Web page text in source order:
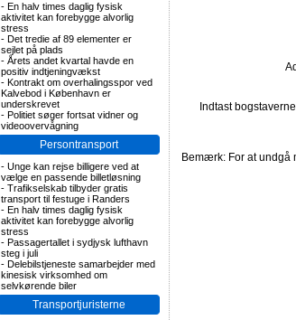
- En halv times daglig fysisk
aktivitet kan forebygge alvorlig
stress
- Det tredie af 89 elementer er
sejlet på plads
- Årets andet kvartal havde en
positiv indtjeningvækst
- Kontrakt om overhalingsspor ved
Kalvebod i København er
underskrevet
- Politiet søger fortsat vidner og
videoovervågning
Persontransport
- Unge kan rejse billigere ved at
vælge en passende billetløsning
- Trafikselskab tilbyder gratis
transport til festuge i Randers
- En halv times daglig fysisk
aktivitet kan forebygge alvorlig
stress
- Passagertallet i sydjysk lufthavn
steg i juli
- Delebilstjeneste samarbejder med
kinesisk virksomhed om
selvkørende biler
Transportjuristerne
Indtast
Bemærk: For at undgå